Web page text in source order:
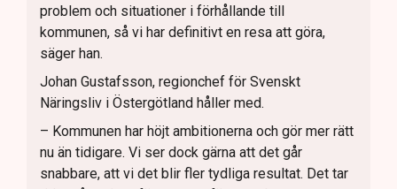
problem och situationer i förhållande till
kommunen, så vi har definitivt en resa att göra,
säger han.
Johan Gustafsson, regionchef för Svenskt
Näringsliv i Östergötland håller med.
– Kommunen har höjt ambitionerna och gör mer rätt
nu än tidigare. Vi ser dock gärna att det går
snabbare, att vi det blir fler tydliga resultat. Det tar